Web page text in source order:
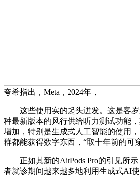
夸希指出，Meta，2024年，
这些使用实的起头迸发。这是客岁
种最新版本的风行供给听力测试功能
增加，特别是生成式人工智能的使用
群都能获得数字东西，“取十年前的可
正如其新的AirPods Pro的引见所示
者就诊期间越来越多地利用生成式AI